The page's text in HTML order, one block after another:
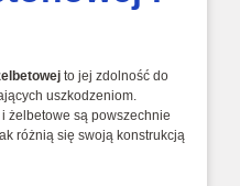
to jej zdolność do
uszkodzeniom.
żelbetowe są powszechnie
różnią się swoją konstrukcją